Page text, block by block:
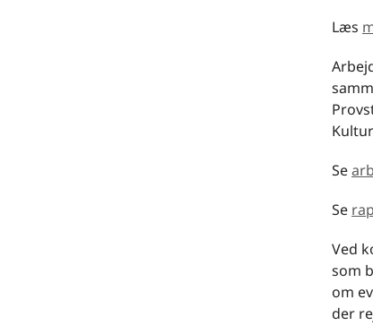
Læs
Se
Se
Ved
som
om
der